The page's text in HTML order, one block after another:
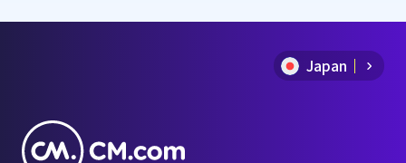
1
Japan